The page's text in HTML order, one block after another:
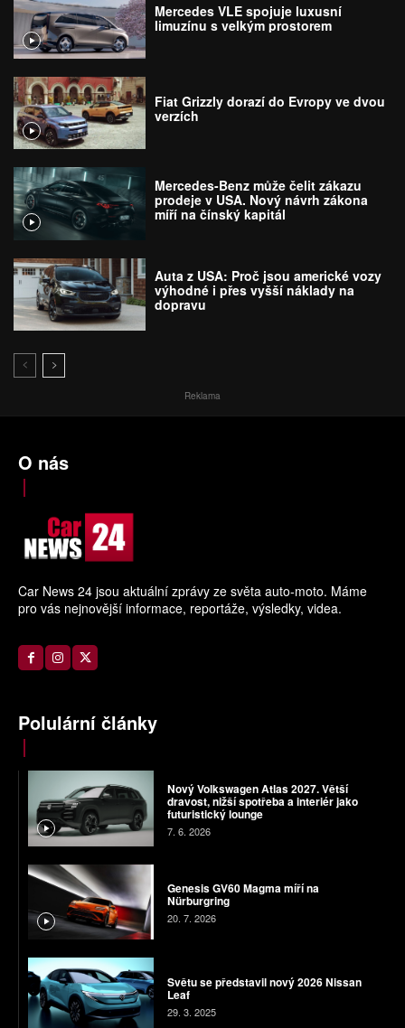
Mercedes VLE spojuje luxusní
limuzínu s velkým prostorem
Fiat Grizzly dorazí do Evropy ve dvou
verzích
Mercedes-Benz může čelit zákazu
prodeje v USA. Nový návrh zákona
míří na čínský kapitál
Auta z USA: Proč jsou americké vozy
výhodné i přes vyšší náklady na
dopravu
Reklama
O nás
Car News 24 jsou aktuální zprávy ze světa auto-moto. Máme
pro vás nejnovější informace, reportáže, výsledky, videa.
Polulární články
Nový Volkswagen Atlas 2027. Větší
dravost, nižší spotřeba a interiér jako
futuristický lounge
7. 6. 2026
Genesis GV60 Magma míří na
Nürburgring
20. 7. 2026
Světu se představil nový 2026 Nissan
Leaf
29. 3. 2025